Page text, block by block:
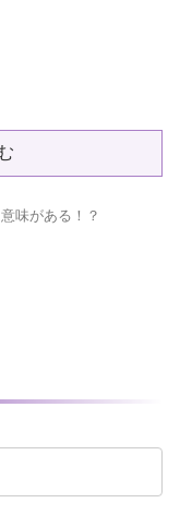
味がある！？